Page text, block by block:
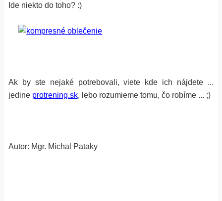
Ide niekto do toho? :)
Ak by ste nejaké potrebovali, viete kde ich nájdete ...
jedine protrening.sk, lebo rozumieme tomu, čo robíme ... ;)
Autor: Mgr. Michal Pataky